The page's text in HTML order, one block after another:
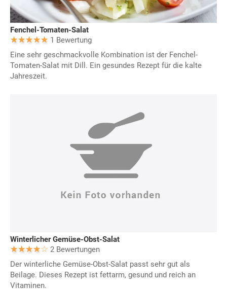
Fenchel-Tomaten-Salat
1 Bewertung
Eine sehr geschmackvolle Kombination ist der Fenchel-
Tomaten-Salat mit Dill. Ein gesundes Rezept für die kalte
Jahreszeit.
Winterlicher Gemüse-Obst-Salat
2 Bewertungen
Der winterliche Gemüse-Obst-Salat passt sehr gut als
Beilage. Dieses Rezept ist fettarm, gesund und reich an
Vitaminen.